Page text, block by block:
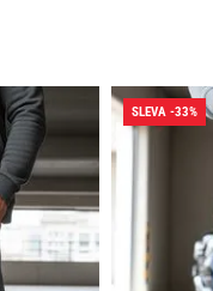
SLEVA -33%